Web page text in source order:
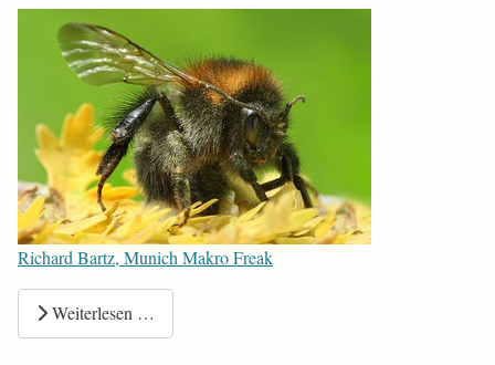
Richard Bartz, Munich Makro Freak
Weiterlesen …